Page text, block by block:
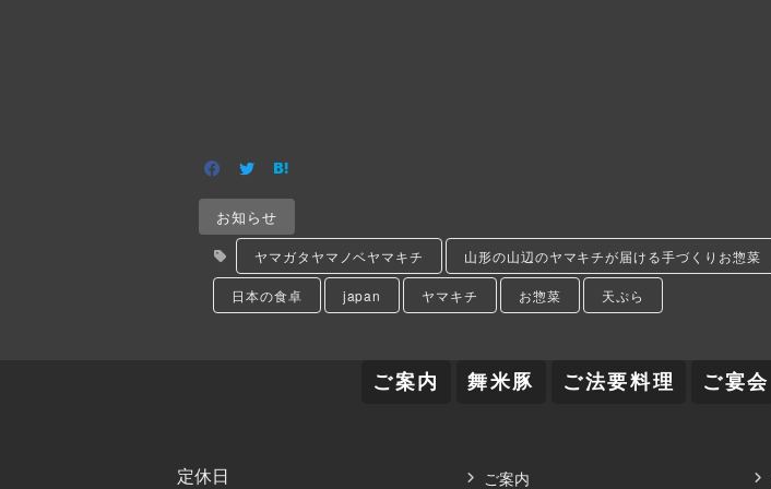
お知らせ
ヤマガタヤマノベヤマキチ 山形の山辺のヤマキチが届ける手づくりお惣菜
日本の食卓 japan ヤマキチ お惣菜 天ぷら
ご案内 舞米豚 ご法要料理 ご宴会
定休日 ご案内